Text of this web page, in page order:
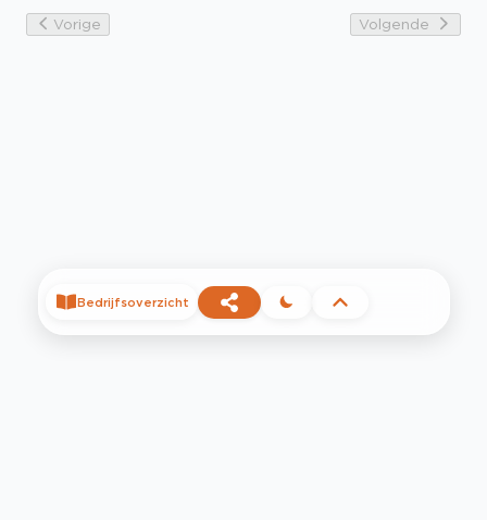
Vorige Volgende
Bedrijfsoverzicht